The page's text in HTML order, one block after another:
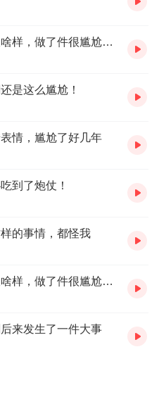
初中的时候，好奇女生宿舍长啥样，做了件很尴尬的事情
是这么尴尬！
情，尴尬了好几年
到了炮仗！
的事情，都怪我
初中的时候，好奇女生宿舍长啥样，做了件很尴尬的事情
来发生了一件大事